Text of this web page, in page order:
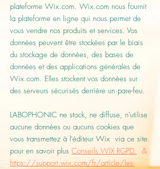
plateforme Wix.com. Wix.com nous fournit
la plateforme en ligne qui nous permet de
vous vendre nos produits et services. Vos
données peuvent être stockées par le biais
du stockage de données, des bases de
données et des applications générales de
Wix.com. Elles stockent vos données sur
des serveurs sécurisés derrière un pare-feu.
LABOPHONIC ne stock, ne diffuse, n'utilise
aucune données ou aucuns cookies que
vous transmettez à l'éditeur Wix via ce site.
pour en savoir plus Conseils WIX RGPD
&
https://support.wix.com/fr/article/les-